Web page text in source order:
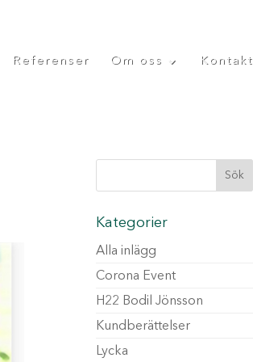
Referenser Om oss Kontakt
Kategorier
Alla inlägg
Corona Event
H22 Bodil Jönsson
Kundberättelser
Lycka